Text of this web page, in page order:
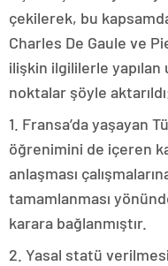
çekilerek, bu
Charles De Gaule ve
ilişkin ilgililerle yapılan
noktalar şöyle
1. Fransa’da yaşayan
öğrenimini de içeren
anlaşması
tamamlanması
karara bağlanmıştır.
2. Yasal statü